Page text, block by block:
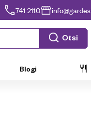
741 2110
Otsi
Blogi